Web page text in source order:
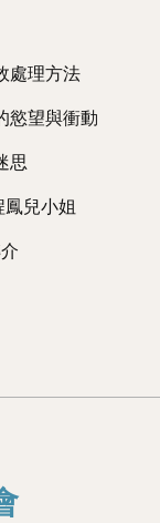
處理方法
慾望與衝動
思
兒小姐